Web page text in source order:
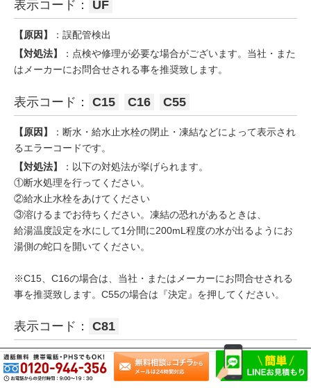
表示コード： UF
【原因】
：誤配管検出
【対処法】
：点検や修理が必要な場合がございます。当社・また
はメーカーにお問合せされる事を推奨致します。
表示コード： C15 C16 C55
【原因】
：断水・給水止水栓の閉止・凍結などによって表示され
るエラーコードです。
【対処法】
：以下の対処法が挙げられます。
①断水処理を行ってください。
②給水止水栓をあけてください
③溶けるまでお待ちください。凍結の恐れがあるときは、
給湯温度設定を水にして1分間に200mL程度の水が出るようにお
湯側の蛇口を開いてください。
※C15、C16の場合は、当社・またはメーカーにお問合せされる
事を推奨致します。C55の場合は『決定』を押してください。
表示コード： C81
【原因】：ふろ循環ポンプドライ検知
【対処法】：当社・またはメーカーにお問合せされる事を推奨致